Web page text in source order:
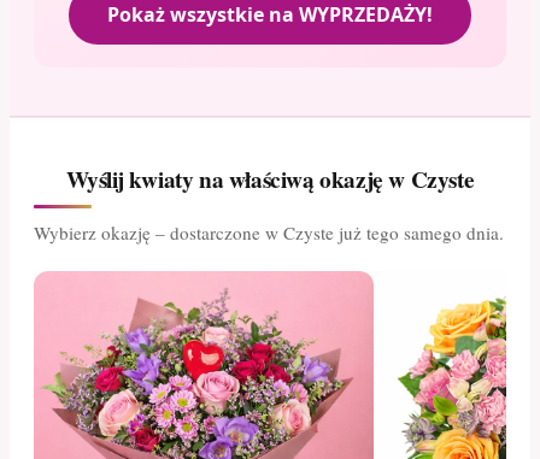
Pokaż wszystkie na WYPRZEDAŻY!
Wyślij kwiaty na właściwą okazję w Czyste
Wybierz okazję – dostarczone w Czyste już tego samego dnia.